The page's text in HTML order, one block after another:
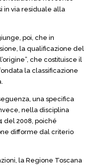
in via residuale alla
poi, che in
la qualificazione del
che costituisce il
la classificazione
una specifica
nella disciplina
del 2008, poiché
difforme dal criterio
la Regione Toscana